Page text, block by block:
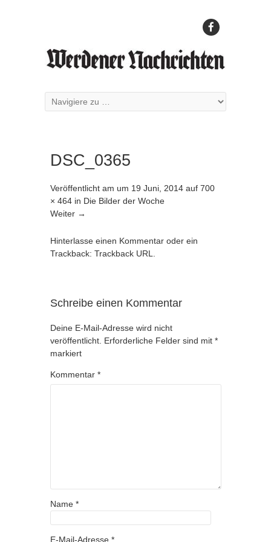
DSC_0365
Veröffentlicht am um 19 Juni, 2014 auf 700
× 464 in Die Bilder der Woche
Weiter →
Hinterlasse einen Kommentar oder ein
Trackback: Trackback URL
Schreibe einen Kommentar
Deine E-Mail-Adresse wird nicht
veröffentlicht. Erforderliche Felder sind mit *
markiert
Kommentar *
Name *
E-Mail-Adresse *